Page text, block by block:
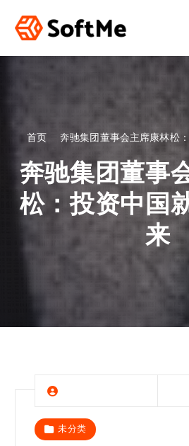
内
首页 奔驰集团董事会主席康林松
奔驰集团董事
松：投资中国
来
未分类